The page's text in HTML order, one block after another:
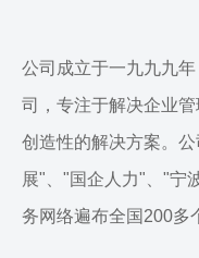
公司成立于一九九九
司，专注于解决企业管
创造性的解决方案。
展"、"国企人力"、"宁
务网络遍布全国200多